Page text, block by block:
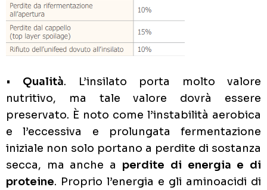
• Qualità. L’insilato porta molto valore
nutritivo, ma tale valore dovrà essere
preservato. È noto come l’instabilità aerobica
e l’eccessiva e prolungata fermentazione
iniziale non solo portano a perdite di sostanza
secca, ma anche a perdite di energia e di
proteine. Proprio l’energia e gli aminoacidi di